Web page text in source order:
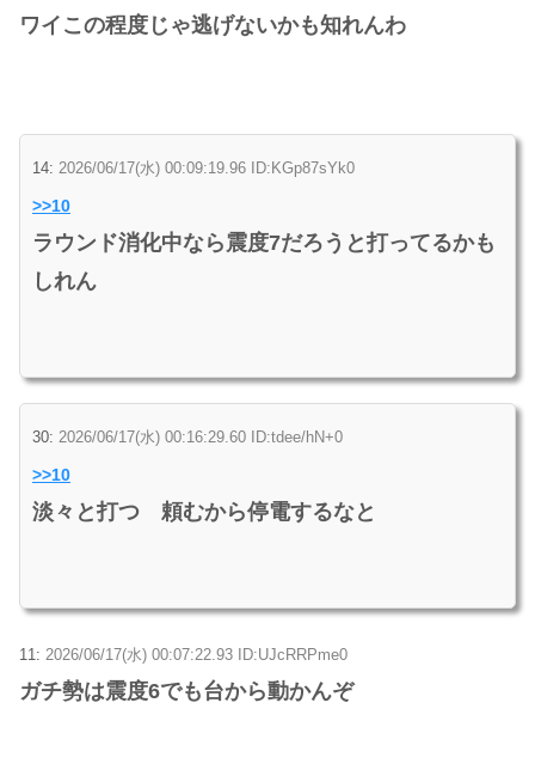
ワイこの程度じゃ逃げないかも知れんわ
14: 2026/06/17(水) 00:09:19.96 ID:KGp87sYk0
>>10
ラウンド消化中なら震度7だろうと打ってるかも
しれん
30: 2026/06/17(水) 00:16:29.60 ID:tdee/hN+0
>>10
淡々と打つ 頼むから停電するなと
11: 2026/06/17(水) 00:07:22.93 ID:UJcRRPme0
ガチ勢は震度6でも台から動かんぞ